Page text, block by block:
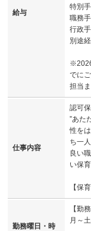
給与
特別
職務
行政
別途
でに
担当
仕事内容
認可
”あた
性を
ち一
良い
い保
【保
勤務曜日・時
【勤
月～